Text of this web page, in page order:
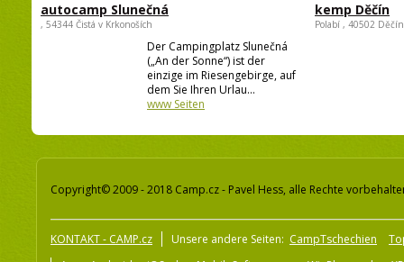
autocamp Slunečná
, 54344 Čistá v Krkonoších
Der Campingplatz Slunečná
(„An der Sonne“) ist der
einzige im Riesengebirge, auf
dem Sie Ihren Urlau...
www Seiten
kemp Děčín
Polabí , 40502 Děčín
Copyright© 2009 - 2018 Camp.cz - Pavel Hess, alle Rechte
KONTAKT - CAMP.cz Unsere andere Seiten: CampTschechien